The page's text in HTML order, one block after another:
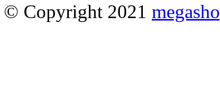
© Copyright 2021